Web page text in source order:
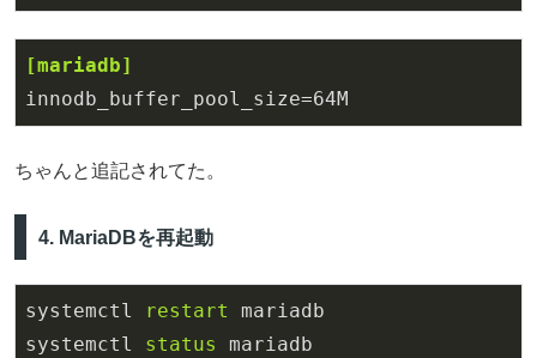
[mariadb]
innodb_buffer_pool_size=64M
ちゃんと追記されてた。
4. MariaDBを再起動
systemctl restart
mariadb
systemctl status mariadb